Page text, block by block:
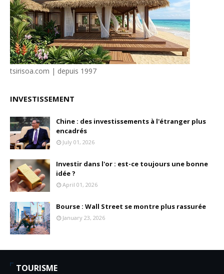
tsirisoa.com | depuis 1997
INVESTISSEMENT
Chine : des investissements à l'étranger plus
encadrés
July 01, 2026
Investir dans l'or : est-ce toujours une bonne
idée ?
April 01, 2026
Bourse : Wall Street se montre plus rassurée
January 23, 2026
TOURISME